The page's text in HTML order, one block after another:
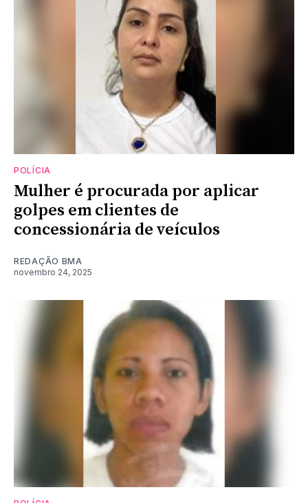
POLÍCIA
Mulher é procurada por aplicar
golpes em clientes de
concessionária de veículos
REDAÇÃO BMA
novembro 24, 2025